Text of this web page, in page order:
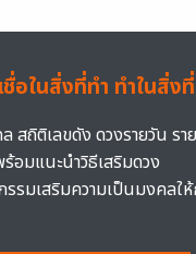
อในสิ่งที่ทำ ทำในสิ่ง
สถิติเลขดัง ดวงรายวัน รา
อมแนะนำวิธีเสริมดวง
รมเสริมความเป็นมงคลใ